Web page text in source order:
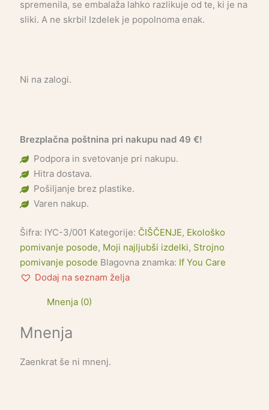
spremenila, se embalaža lahko razlikuje od te, ki je na
sliki. A ne skrbi! Izdelek je popolnoma enak.
Ni na zalogi.
Brezplačna poštnina pri nakupu nad 49 €!
Podpora in svetovanje pri nakupu.
Hitra dostava.
Pošiljanje brez plastike.
Varen nakup.
Šifra: IYC-3/001 Kategorije: ČIŠČENJE, Ekološko
pomivanje posode, Moji najljubši izdelki, Strojno
pomivanje posode Blagovna znamka: If You Care
Dodaj na seznam želja
Mnenja (0)
Mnenja
Zaenkrat še ni mnenj.